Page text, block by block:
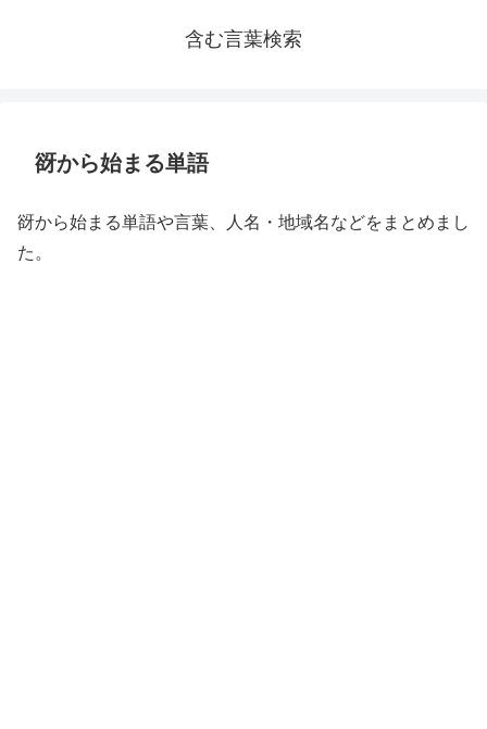
含む言葉検索
谺から始まる単語
谺から始まる単語や言葉、人名・地域名などをまとめまし
た。